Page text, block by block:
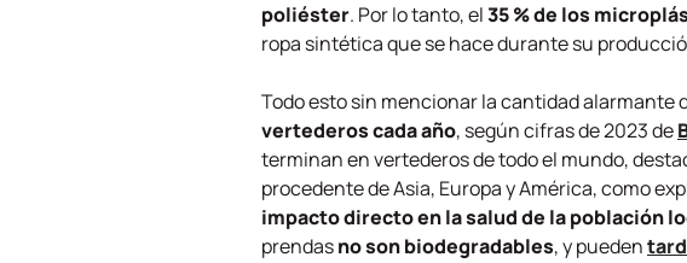
poliéster. Por lo tanto, el35 % de los
ropa sintética que se hace durante su
Todo esto sin mencionar la cantidad alarmante
vertederos cada año, según cifras de 2023 de
terminan en vertederos de todo el mundo,
procedente de Asia, Europa y América, como
impacto directo en la salud de la población
prendasno son biodegradables, y pueden